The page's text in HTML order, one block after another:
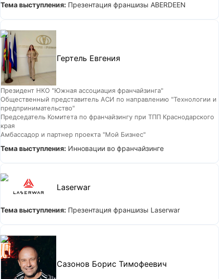
Тема выступления: Презентация франшизы ABERDEEN
Гертель Евгения
Президент НКО "Южная ассоциация франчайзинга"
Общественный представитель АСИ по направлению "Технологии и
предпринимательство"
Председатель Комитета по франчайзингу при ТПП Краснодарского
края
Амбассадор и партнер проекта "Мой Бизнес"
Тема выступления: Инновации во франчайзинге
Laserwar
Тема выступления: Презентация франшизы Laserwar
Сазонов Борис Тимофеевич